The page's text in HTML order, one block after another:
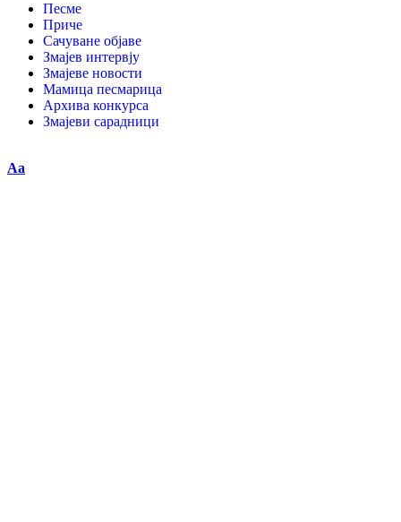
Песме
Приче
Сачуване објаве
Змајев интервју
Змајеве новости
Мамица песмарица
Архива конкурса
Змајеви сарадници
Aa